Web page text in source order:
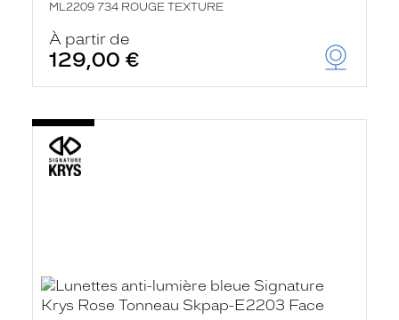
ML2209 734 ROUGE TEXTURE
À partir de
129,00 €